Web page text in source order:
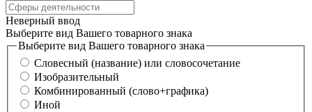
Неверный ввод
Выберите вид Вашего товарного знака
Выберите вид Вашего товарного знака
Словесный (название) или словосочетание
Изобразительный
Комбинированный (слово+графика)
Иной